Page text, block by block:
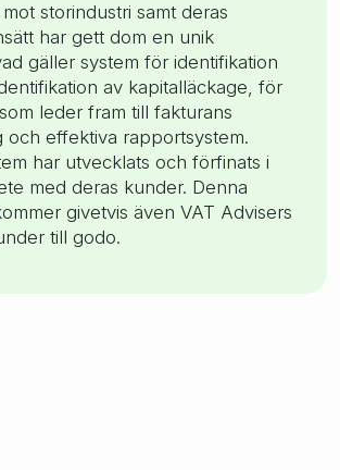
storindustri samt deras
har gett dom en unik
gäller system för identifikation
av kapitalläckage, för
leder fram till fakturans
och effektiva rapportsystem.
har utvecklats och förfinats i
med deras kunder. Denna
givetvis även VAT Advisers
till godo.